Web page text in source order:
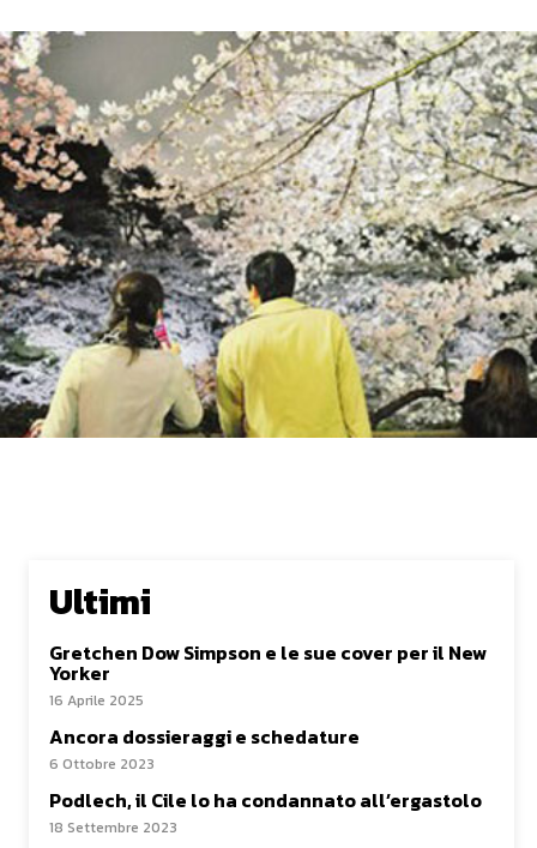
Ultimi
Gretchen Dow Simpson e le sue cover per il New
Yorker
16 Aprile 2025
Ancora dossieraggi e schedature
6 Ottobre 2023
Podlech, il Cile lo ha condannato all’ergastolo
18 Settembre 2023